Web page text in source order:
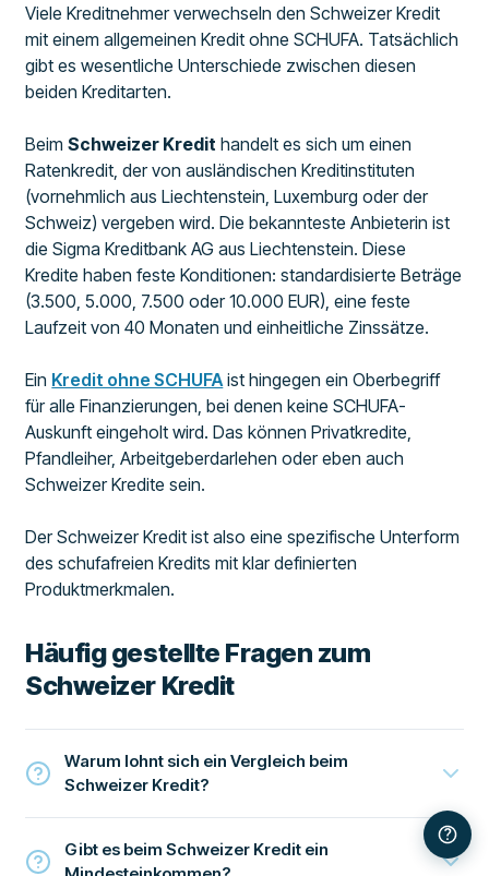
Viele Kreditnehmer verwechseln den Schweizer Kredit
mit einem allgemeinen Kredit ohne SCHUFA. Tatsächlich
gibt es wesentliche Unterschiede zwischen diesen
beiden Kreditarten.
BeimSchweizer Kredit handelt es sich um einen
Ratenkredit, der von ausländischen Kreditinstituten
(vornehmlich aus Liechtenstein, Luxemburg oder der
Schweiz) vergeben wird. Die bekannteste Anbieterin ist
die Sigma Kreditbank AG aus Liechtenstein. Diese
Kredite haben feste Konditionen: standardisierte Beträge
(3.500, 5.000, 7.500 oder 10.000 EUR), eine feste
Laufzeit von 40 Monaten und einheitliche Zinssätze.
Ein Kredit ohne SCHUFA ist hingegen ein Oberbegriff
für alle Finanzierungen, bei denen keine SCHUFA-
Auskunft eingeholt wird. Das können Privatkredite,
Pfandleiher, Arbeitgeberdarlehen oder eben auch
Schweizer Kredite sein.
Der Schweizer Kredit ist also eine spezifische Unterform
des schufafreien Kredits mit klar definierten
Produktmerkmalen.
Häufig gestellte Fragen zum
Schweizer Kredit
Warum lohnt sich ein Vergleich beim
Schweizer Kredit?
Gibt es beim Schweizer Kredit ein